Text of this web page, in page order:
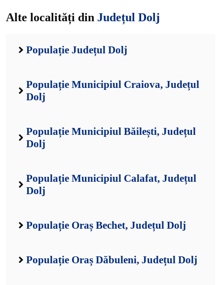
Alte localități din Județul Dolj
Populație Județul Dolj
Populație Municipiul Craiova, Județul
Dolj
Populație Municipiul Băilești, Județul
Dolj
Populație Municipiul Calafat, Județul
Dolj
Populație Oraș Bechet, Județul Dolj
Populație Oraș Dăbuleni, Județul Dolj